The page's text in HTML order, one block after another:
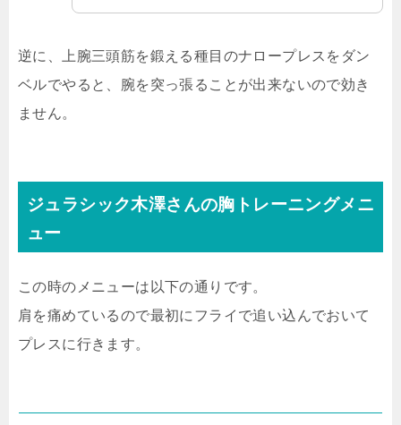
逆に、上腕三頭筋を鍛える種目のナロープレスをダン
ベルでやると、腕を突っ張ることが出来ないので効き
ません。
ジュラシック木澤さんの胸トレーニングメニ
ュー
この時のメニューは以下の通りです。
肩を痛めているので最初にフライで追い込んでおいて
プレスに行きます。